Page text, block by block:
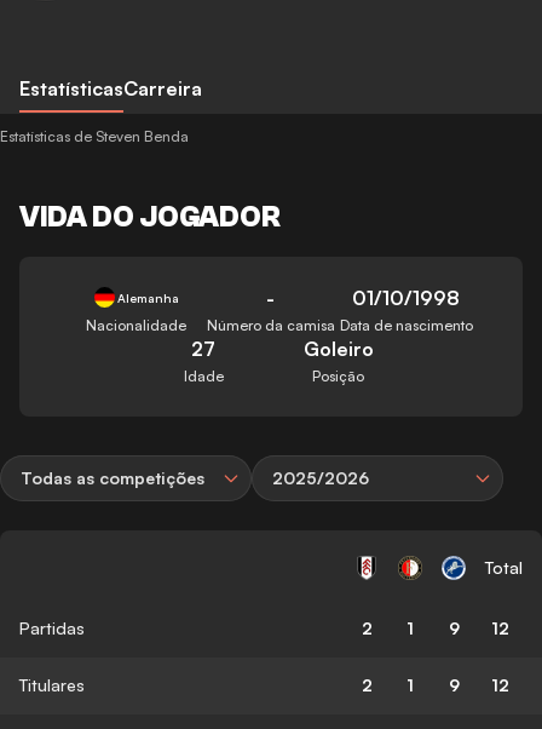
EstatísticasCarreira
Estatísticas de Steven Benda
VIDA DO JOGADOR
Alemanha
Nacionalidade
-
Número da camisa
01/10/1998
Data de nascimento
27
Idade
Goleiro
Posição
Todas as competições 2025/2026
Total
Partidas 2 1 9 12
Titulares 2 1 9 12